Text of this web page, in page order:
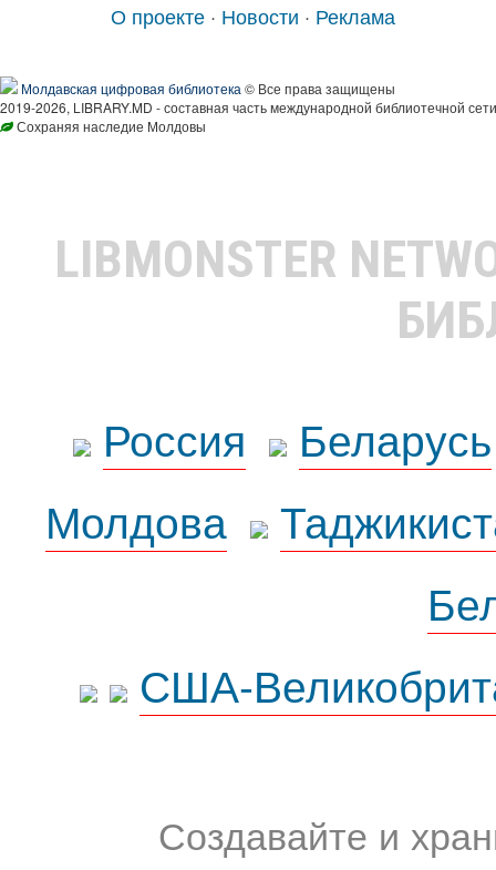
О проекте · Новости · Реклама
Молдавская цифровая библиотека© Все права защищены
2019-2026, LIBRARY.MD - составная часть международной библиотечной
Сохраняя наследие Молдовы
LIBMONSTER
Россия
Беларусь
Молдова
США-
Создавайте и